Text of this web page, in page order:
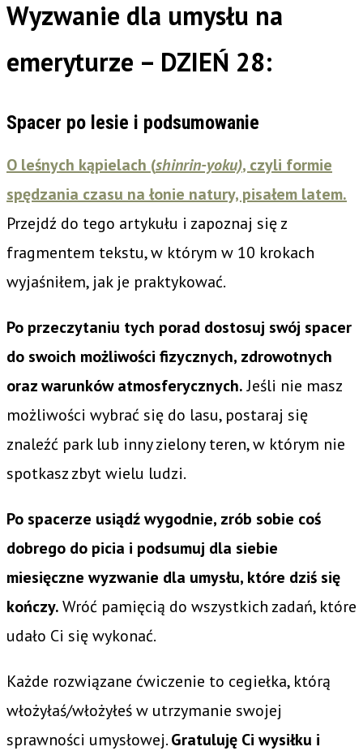
Wyzwanie dla umysłu na
emeryturze – DZIEŃ 28:
Spacer po lesie i podsumowanie
O leśnych kąpielach (shinrin-yoku), czyli formie
spędzania czasu na łonie natury, pisałem latem.
Przejdź do tego artykułu i zapoznaj się z
fragmentem tekstu, w którym w 10 krokach
wyjaśniłem, jak je praktykować.
Po przeczytaniu tych porad dostosuj swój spacer
do swoich możliwości fizycznych, zdrowotnych
oraz warunków atmosferycznych.Jeśli nie masz
możliwości wybrać się do lasu, postaraj się
znaleźć park lub inny zielony teren, w którym nie
spotkasz zbyt wielu ludzi.
Po spacerze usiądź wygodnie, zrób sobie coś
dobrego do picia i podsumuj dla siebie
miesięczne wyzwanie dla umysłu, które dziś się
kończy.Wróć pamięcią do wszystkich zadań, które
udało Ci się wykonać.
Każde rozwiązane ćwiczenie to cegiełka, którą
włożyłaś/włożyłeś w utrzymanie swojej
sprawności umysłowej.Gratuluję Ci wysiłku i